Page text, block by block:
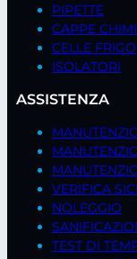
PIPETTE
CAPPE
CELLE FRIGO
ISOLATORI
ASSISTENZA
VERIFICA
NOLEGGIO
TEST DI